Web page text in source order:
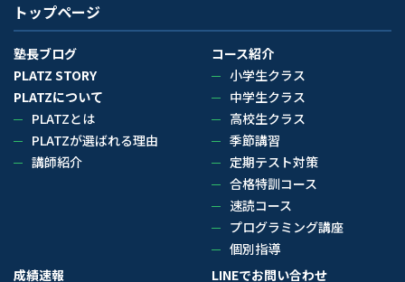
トップページ
塾長ブログ
PLATZ STORY
PLATZについて
PLATZとは
PLATZが選ばれる理由
講師紹介
コース紹介
小学生クラス
中学生クラス
高校生クラス
季節講習
定期テスト対策
合格特訓コース
速読コース
プログラミング講座
個別指導
成績速報
LINEでお問い合わせ